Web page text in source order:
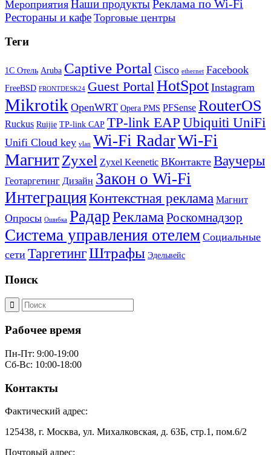
Мероприятия Наши продуктыРеклама по Wi-Fi
Рестораны и кафе Торговые центры
Теги
1С Отель Aruba Captive Portal Cisco ethernet Facebook
FreeBSD FRONTDESK24 Guest PortalHotSpot Instagram
Mikrotik OpenWRT Opera PMS PFSense RouterOS
Ruckus Ruijie TP-link CAP TP-link EAP Ubiquiti UniFi
Unifi Cloud key vlan Wi-Fi RadarWi-Fi
МагнитZyxel Zyxel Keenetic ВКонтакте Ваучеры
Геотаргетинг Дизайн Закон о Wi-Fi
ИнтеграцияКонтекстная реклама Магнит
Опросы Ошибка РадарРеклама Роскомнадзор
Система управления отелем Социальные
сети ТаргетингШтрафы Эдельвейс
Поиск
Рабочее время
Пн-Пт: 9:00-19:00
Сб-Вс: 10:00-18:00
Контакты
Фактический адрес:
125438, г. Москва, ул. Михалковская, д. 63Б, стр.1, пом.6/2
Почтовый адрес: